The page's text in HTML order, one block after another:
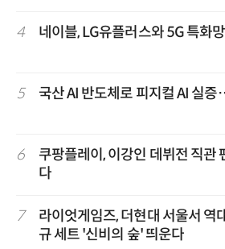
4 네이블, LG유플러스와 5G 특화
5 국산 AI 반도체로 피지컬 AI 실
6
쿠팡플레이, 이강인 데뷔전 직관
다
7
라이엇게임즈, 더현대 서울서
규 세트 '신비의 숲' 띄운다